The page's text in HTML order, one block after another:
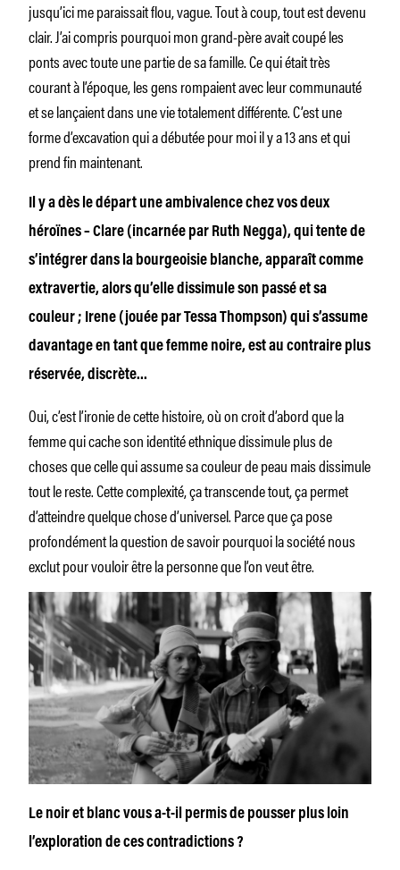
jusqu’ici me paraissait flou, vague. Tout à coup, tout est devenu
clair. J’ai compris pourquoi mon grand-père avait coupé les
ponts avec toute une partie de sa famille. Ce qui était très
courant à l’époque, les gens rompaient avec leur communauté
et se lançaient dans une vie totalement différente. C’est une
forme d’excavation qui a débutée pour moi il y a 13 ans et qui
prend fin maintenant.
Il y a dès le départ une ambivalence chez vos deux
héroïnes – Clare (incarnée par Ruth Negga), qui tente de
s’intégrer dans la bourgeoisie blanche, apparaît comme
extravertie, alors qu’elle dissimule son passé et sa
couleur ; Irene (jouée par Tessa Thompson) qui s’assume
davantage en tant que femme noire, est au contraire plus
réservée, discrète…
Oui, c’est l’ironie de cette histoire, où on croit d’abord que la
femme qui cache son identité ethnique dissimule plus de
choses que celle qui assume sa couleur de peau mais dissimule
tout le reste. Cette complexité, ça transcende tout, ça permet
d’atteindre quelque chose d’universel. Parce que ça pose
profondément la question de savoir pourquoi la société nous
exclut pour vouloir être la personne que l’on veut être.
Le noir et blanc vous a-t-il permis de pousser plus loin
l’exploration de ces contradictions ?